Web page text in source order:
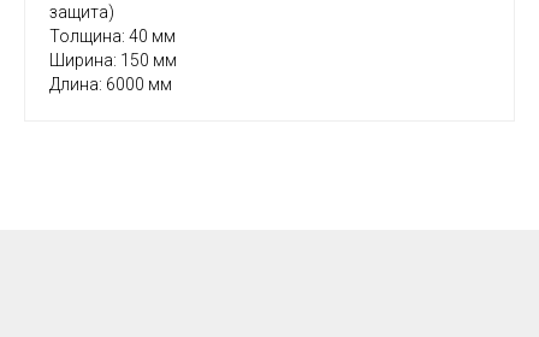
Zero
защита)
Толщина: 40 мм
Ширина: 150 мм
Длина: 6000 мм